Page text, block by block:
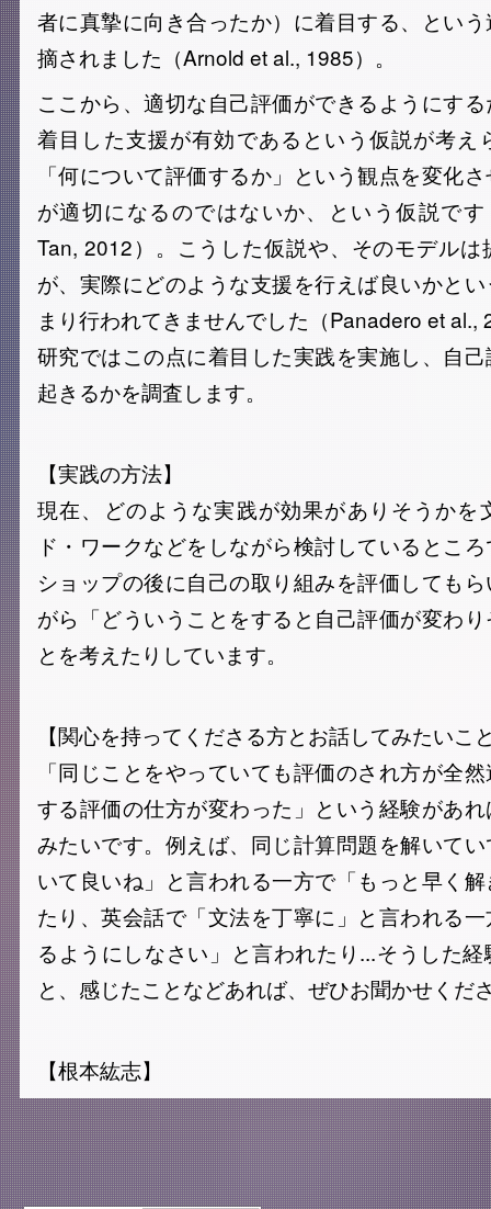
者に真摯に向き合ったか）に着目する、とい
摘されました（Arnold et al., 1985）。
ここから、適切な自己評価ができるようにす
着目した支援が有効であるという仮説が考え
「何について評価するか」という観点を変化
が適切になるのではないか、という仮説です
Tan, 2012）。こうした仮説や、そのモデル
が、実際にどのような支援を行えば良いかと
まり行われてきませんでした（Panadero et al.,
研究ではこの点に着目した実践を実施し、自
起きるかを調査します。
【実践の方法】
現在、どのような実践が効果がありそうかを
ド・ワークなどをしながら検討しているとこ
ショップの後に自己の取り組みを評価しても
がら「どういうことをすると自己評価が変わ
とを考えたりしています。
【関心を持ってくださる方とお話してみたいこ
「同じことをやっていても評価のされ方が全
する評価の仕方が変わった」という経験があ
みたいです。例えば、同じ計算問題を解いて
いて良いね」と言われる一方で「もっと早く
たり、英会話で「文法を丁寧に」と言われる
るようにしなさい」と言われたり...そうした
と、感じたことなどあれば、ぜひお聞かせくだ
【根本紘志】